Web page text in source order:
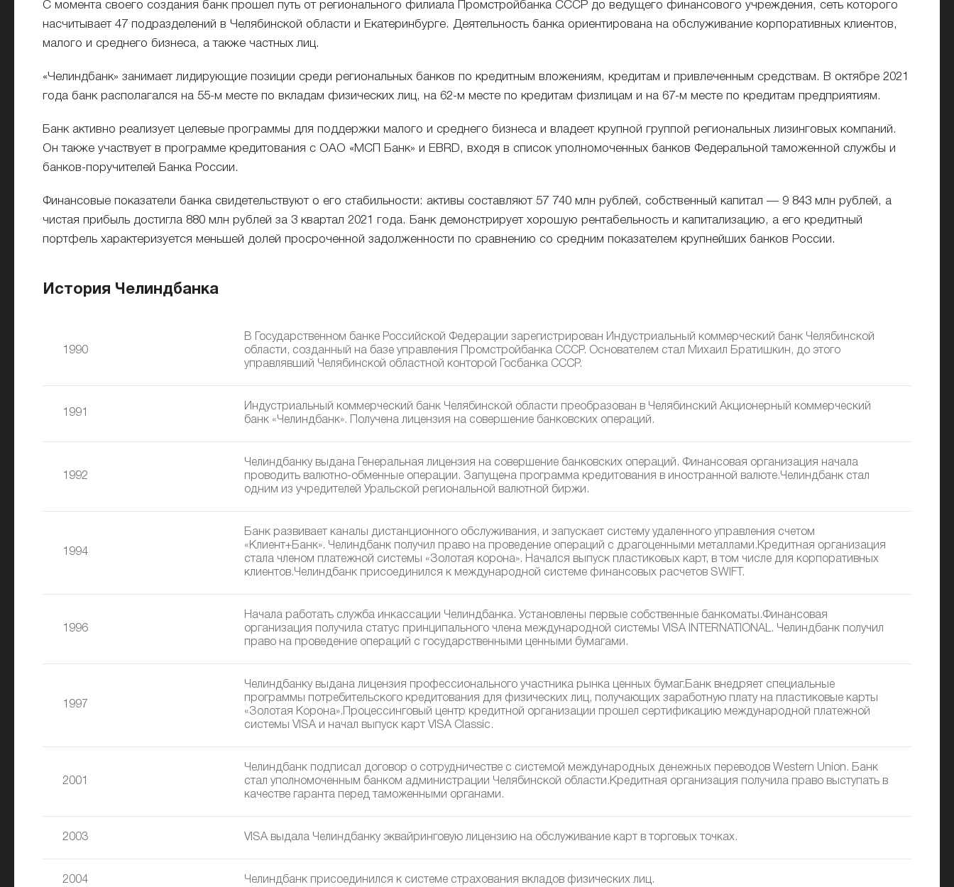
С момента своего создания банк прошел путь от регионального филиала Промстройбанка СССР до ведущего финансового учреждения, сеть которого
насчитывает 47 подразделений в Челябинской области и Екатеринбурге. Деятельность банка ориентирована на обслуживание корпоративных клиентов,
малого и среднего бизнеса, а также частных лиц.
«Челиндбанк» занимает лидирующие позиции среди региональных банков по кредитным вложениям, кредитам и привлеченным средствам. В октябре 2021
года банк располагался на 55-м месте по вкладам физических лиц, на 62-м месте по кредитам физлицам и на 67-м месте по кредитам предприятиям.
Банк активно реализует целевые программы для поддержки малого и среднего бизнеса и владеет крупной группой региональных лизинговых компаний.
Он также участвует в программе кредитования с ОАО «МСП Банк» и EBRD, входя в список уполномоченных банков Федеральной таможенной службы и
банков-поручителей Банка России.
Финансовые показатели банка свидетельствуют о его стабильности: активы составляют 57 740 млн рублей, собственный капитал — 9 843 млн рублей, а
чистая прибыль достигла 880 млн рублей за 3 квартал 2021 года. Банк демонстрирует хорошую рентабельность и капитализацию, а его кредитный
портфель характеризуется меньшей долей просроченной задолженности по сравнению со средним показателем крупнейших банков России.
История Челиндбанка
1990
В Государственном банке Российской Федерации зарегистрирован Индустриальный коммерческий банк Челябинской
области, созданный на базе управления Промстройбанка СССР. Основателем стал Михаил Братишкин, до этого
управлявший Челябинской областной конторой Госбанка СССР.
1991
Индустриальный коммерческий банк Челябинской области преобразован в Челябинский Акционерный коммерческий
банк «Челиндбанк». Получена лицензия на совершение банковских операций.
1992
Челиндбанку выдана Генеральная лицензия на совершение банковских операций. Финансовая организация начала
проводить валютно-обменные операции. Запущена программа кредитования в иностранной валюте.Челиндбанк стал
одним из учредителей Уральской региональной валютной биржи.
1994
Банк развивает каналы дистанционного обслуживания, и запускает систему удаленного управления счетом
«Клиент+Банк». Челиндбанк получил право на проведение операций с драгоценными металлами.Кредитная организация
стала членом платежной системы «Золотая корона». Начался выпуск пластиковых карт, в том числе для корпоративных
клиентов.Челиндбанк присоединился к международной системе финансовых расчетов SWIFT.
1996
Начала работать служба инкассации Челиндбанка. Установлены первые собственные банкоматы.Финансовая
организация получила статус принципального члена международной системы VISA INTERNATIONAL. Челиндбанк получил
право на проведение операций с государственными ценными бумагами.
1997
Челиндбанку выдана лицензия профессионального участника рынка ценных бумаг.Банк внедряет специальные
программы потребительского кредитования для физических лиц, получающих заработную плату на пластиковые карты
«Золотая Корона».Процессинговый центр кредитной организации прошел сертификацию международной платежной
системы VISA и начал выпуск карт VISA Classic.
2001
Челиндбанк подписал договор о сотрудничестве с системой международных денежных переводов Western Union. Банк
стал уполномоченным банком администрации Челябинской области.Кредитная организация получила право выступать в
качестве гаранта перед таможенными органами.
2003 VISA выдала Челиндбанку эквайринговую лицензию на обслуживание карт в торговых точках.
2004 Челиндбанк присоединился к системе страхования вкладов физических лиц.